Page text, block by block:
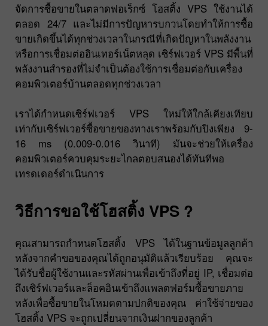
จัดการซื้อขายในตลาดฟอเร็กซ์ โฮสติ้ง VPS ใช้งานได้
ตลอด 24/7 และไม่มีการปัญหารบกวนโดยทำให้การซื้อ
ขายเกิดขึ้นได้ทุกช่วงเวลาในกรณีที่เกิดปัญหาในพลังงาน
หรือการเชื่อมต่ออินเทอร์เน็ตหลุด เซิร์ฟเวอร์ VPS มีพื้นที่
พลังงานสำรองที่ไม่จำเป็นต้องใช้การเชื่อมต่อกับเครื่อง
คอมพิวเตอร์บ้านตลอดทุกช่วงเวลา
เราได้กำหนดเซิร์ฟเวอร์ VPS ใหม่ให้ใกล้เคียงเทียบ
เท่ากับเซิร์ฟเวอร์ซื้อขายของทางเราพร้อมกับปิงเพียง 9-
16 ms (0.009-0.016 วินาที) มันจะช่วยให้เครื่อง
คอมพิวเตอร์ควบคุมระยะไกลตอบสนองได้ทันทีพอ
เทรดเดอร์ดำเนินการ
วิธีการขอใช้โฮสติ้ง VPS ?
คุณสามารถกำหนดโฮสติ้ง VPS ได้ในฐานข้อมูลลูกค้า
หลังจากคำขอของคุณได้ถูกอนุมัติแล้วเรียบร้อย คุณจะ
ได้รับชื่อผู้ใช้งานและรหัสผ่านเพื่อเข้าถึงที่อยู่ IP, เชื่อมต่อ
ถึงเซิร์ฟเวอร์และล็อคอินเข้าถึงแพลตฟอร์มซื้อขายภาย
หลังเพื่อซื้อขายในโหมดตามปกติของคุณ ค่าใช้จ่ายของ
โฮสติ้ง VPS จะถูกเปลี่ยนจากเงินฝากของลูกค้า